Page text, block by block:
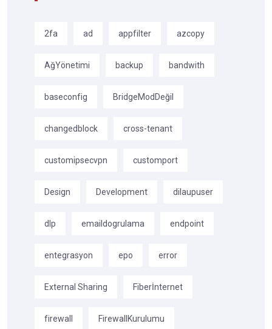
2fa ad appfilter azcopy
AğYönetimi backup bandwith
baseconfig BridgeModDeğil
changedblock cross-tenant
customipsecvpn customport
Design Development dilaupuser
dlp emaildogrulama endpoint
entegrasyon epo error
External Sharing Fiberİnternet
firewall FirewallKurulumu